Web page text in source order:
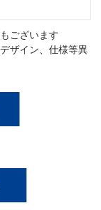
ございます
ザイン、仕様等異